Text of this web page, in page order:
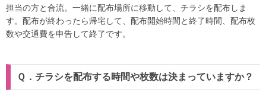
担当の方と合流。一緒に配布場所に移動して、チラシを配布しま
す。配布が終わったら帰宅して、配布開始時間と終了時間、配布枚
数や交通費を申告して終了です。
Ｑ．チラシを配布する時間や枚数は決まっていますか？